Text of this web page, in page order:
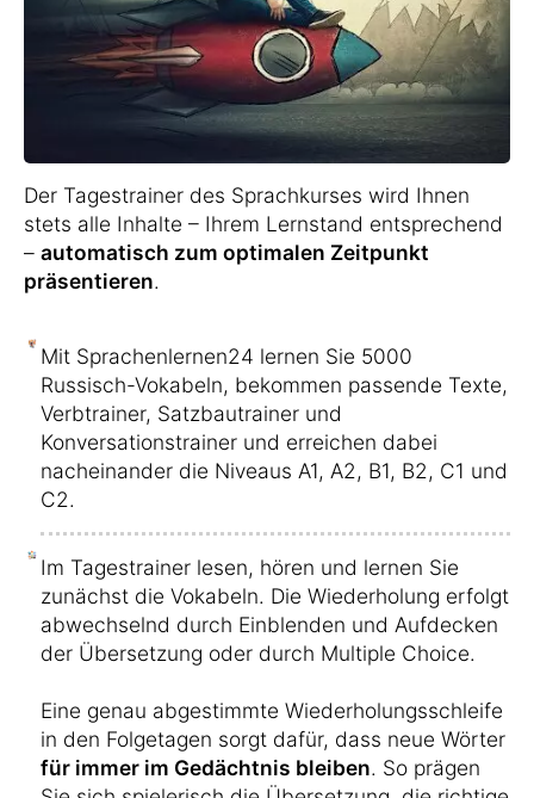
Der Tagestrainer des Sprachkurses wird Ihnen
stets alle Inhalte – Ihrem Lernstand entsprechend
– automatisch zum optimalen Zeitpunkt
präsentieren.
Mit Sprachenlernen24 lernen Sie 5000
Russisch-Vokabeln, bekommen passende Texte,
Verbtrainer, Satzbautrainer und
Konversationstrainer und erreichen dabei
nacheinander die Niveaus A1, A2, B1, B2, C1 und
C2.
Im Tagestrainer lesen, hören und lernen Sie
zunächst die Vokabeln. Die Wiederholung erfolgt
abwechselnd durch Einblenden und Aufdecken
der Übersetzung oder durch Multiple Choice.
Eine genau abgestimmte Wiederholungsschleife
in den Folgetagen sorgt dafür, dass neue Wörter
für immer im Gedächtnis bleiben. So prägen